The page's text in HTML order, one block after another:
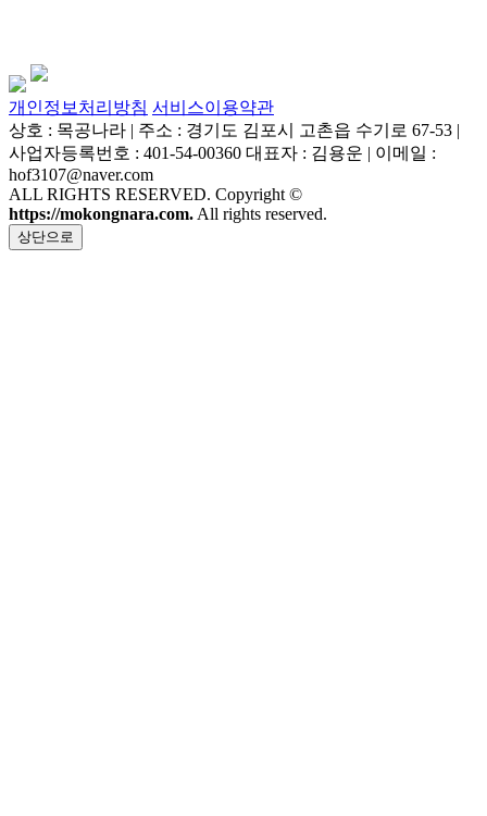
개인정보처리방침 서비스이용약관
상호 : 목공나라 | 주소 : 경기도 김포시 고촌읍 수기로 67-53 |
사업자등록번호 : 401-54-00360 대표자 : 김용운 | 이메일 :
hof3107@naver.com
ALL RIGHTS RESERVED. Copyright ©
https://mokongnara.com. All rights reserved.
상단으로